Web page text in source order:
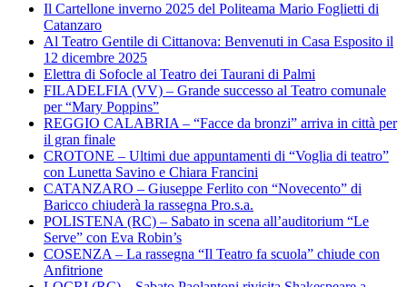
Il Cartellone inverno 2025 del Politeama Mario Foglietti di
Catanzaro
Al Teatro Gentile di Cittanova: Benvenuti in Casa Esposito il
12 dicembre 2025
Elettra di Sofocle al Teatro dei Taurani di Palmi
FILADELFIA (VV) – Grande successo al Teatro comunale
per “Mary Poppins”
REGGIO CALABRIA – “Facce da bronzi” arriva in città per
il gran finale
CROTONE – Ultimi due appuntamenti di “Voglia di teatro”
con Lunetta Savino e Chiara Francini
CATANZARO – Giuseppe Ferlito con “Novecento” di
Baricco chiuderà la rassegna Pro.s.a.
POLISTENA (RC) – Sabato in scena all’auditorium “Le
Serve” con Eva Robin’s
COSENZA – La rassegna “Il Teatro fa scuola” chiude con
Anfitrione